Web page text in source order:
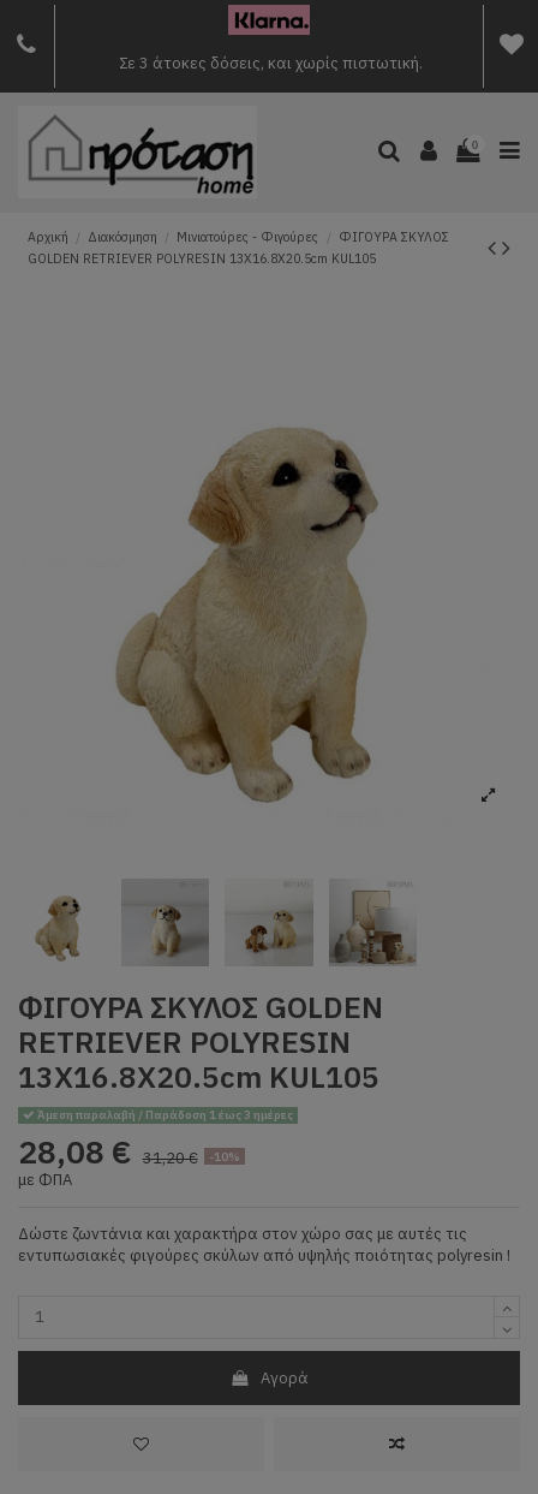
Σε 3 άτοκες δόσεις, και χωρίς πιστωτική.
0
Αρχική Διακόσμηση Μινιατούρες - Φιγούρες
ΦΙΓΟΥΡΑ ΣΚΥΛΟΣ
GOLDEN RETRIEVER POLYRESIN 13X16.8X20.5cm KUL105
ΦΙΓΟΥΡΑ ΣΚΥΛΟΣ GOLDEN
RETRIEVER POLYRESIN
13X16.8X20.5cm KUL105
Άμεση παραλαβή / Παράδοση 1 έως 3 ημέρες
28,08 € 31,20 € -10%
με ΦΠΑ
Δώστε ζωντάνια και χαρακτήρα στον χώρο σας με αυτές τις
εντυπωσιακές φιγούρες σκύλων από υψηλής ποιότητας polyresin !
Αγορά